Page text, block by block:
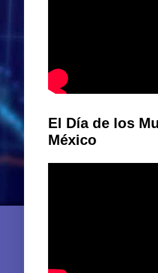
El Día de los
México